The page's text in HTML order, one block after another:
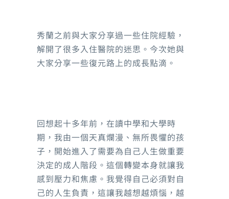
藥物副作用
社區服務
職業康復服務
院舍
自我療愈系列
輕鬆行山路線
秀蘭之前與大家分享過一些住院經驗，
解開了很多入住醫院的迷思。今次她與
大家分享一些復元路上的成長點滴。
回想起十多年前，在讀中學和大學時
期，我由一個天真爛漫、無所畏懼的孩
子，開始進入了需要為自己人生做重要
決定的成人階段。這個轉變本身就讓我
感到壓力和焦慮。我覺得自己必須對自
己的人生負責，這讓我越想越煩惱，越